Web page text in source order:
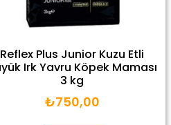
Reflex Plus Junior Kuzu Etli
Irk Yavru Köpek Maması
3 kg
₺750,00